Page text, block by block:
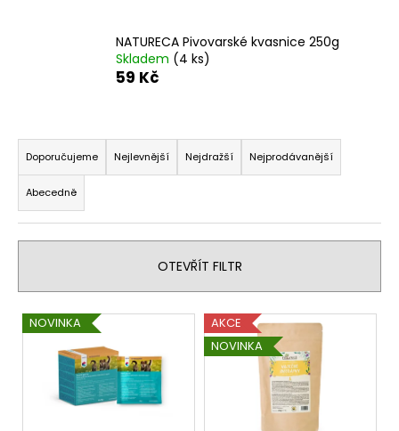
NATURECA Pivovarské kvasnice 250g
Skladem (4 ks)
59 Kč
Ř
a
z
e
n
r
o
Doporučujeme Nejlevnější Nejdražší Nejprodávanější
Abecedně
OTEVŘÍT FILTR
V
ý
NOVINKA
AKCE
NOVINKA
D
o
p
o
u